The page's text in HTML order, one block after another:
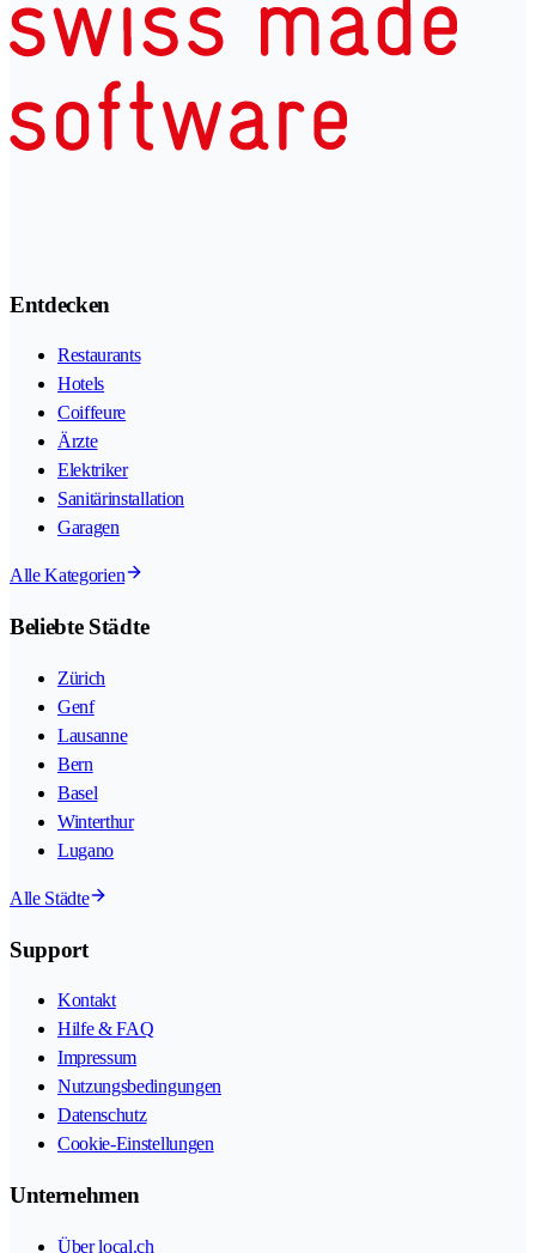
Entdecken
Restaurants
Hotels
Coiffeure
Ärzte
Elektriker
Sanitärinstallation
Garagen
Alle Kategorien
Beliebte Städte
Zürich
Genf
Lausanne
Bern
Basel
Winterthur
Lugano
Alle Städte
Support
Kontakt
Hilfe & FAQ
Impressum
Nutzungsbedingungen
Datenschutz
Cookie-Einstellungen
Unternehmen
Über local.ch